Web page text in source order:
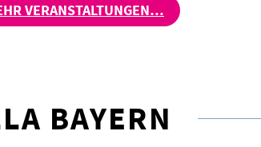
VERANSTALTUNGEN…
BAYERN